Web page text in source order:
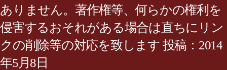
ありません。著作権等、何らかの権利を
侵害するおそれがある場合は直ちにリン
クの削除等の対応を致します 投稿：2014
年5月8日